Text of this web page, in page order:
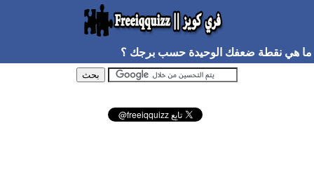
ما هي نقطة ضعفك الوحيدة حسب برجك ؟